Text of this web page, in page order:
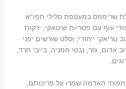
שרימפס במעטפת סלילי תפו"א
עוף עם פטריות שיטאקי, ירקות
טריאקי ייחודי; וסלט שורשים יפני
אדום, גזר, נבטי חמניה, בייבי תרד,
תפוחי האדמה שמרו על פריכותם,